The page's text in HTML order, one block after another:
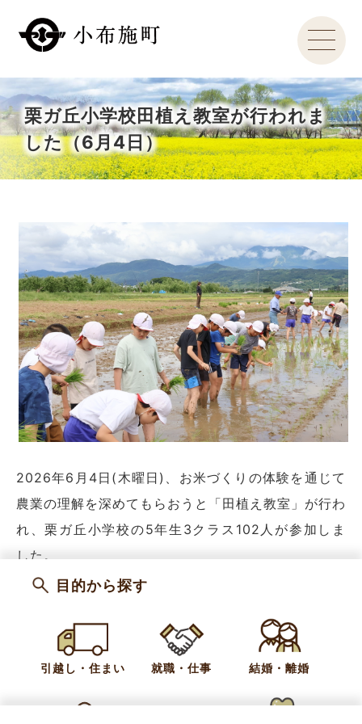
栗ガ丘小学校田植え教室が行われま
した（6月4日）
2026年6月4日(木曜日)、お米づくりの体験を通じて
農業の理解を深めてもらおうと「田植え教室」が行わ
れ、栗ガ丘小学校の5年生3クラス102人が参加しま
した。
ど、それぞれが田んぼの中で格闘していました。
参加した児童は｢田植えの大変さやお米の大切さを学
べました。大きくおいしく育ってほしいです｣と感想
目的から探す
引越し・住まい 就職・仕事 結婚・離婚